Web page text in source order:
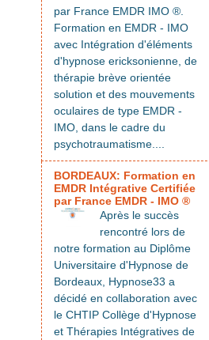
par France EMDR IMO ®.
Formation en EMDR - IMO
avec Intégration d'éléments
d'hypnose ericksonienne, de
thérapie brève orientée
solution et des mouvements
oculaires de type EMDR -
IMO, dans le cadre du
psychotraumatisme....
BORDEAUX: Formation en
EMDR Intégrative Certifiée
par France EMDR - IMO ®
Après le succès
rencontré lors de
notre formation au Diplôme
Universitaire d'Hypnose de
Bordeaux, Hypnose33 a
décidé en collaboration avec
le CHTIP Collège d'Hypnose
et Thérapies Intégratives de